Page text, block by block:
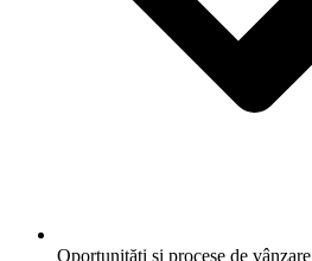
Oportunități și procese de vânzare